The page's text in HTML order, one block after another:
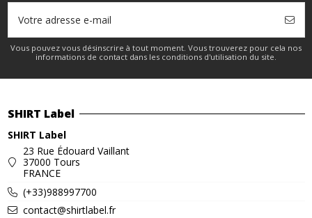
Vous pouvez vous désinscrire à tout moment. Vous trouverez pour cela nos
informations de contact dans les conditions d'utilisation du site.
SHIRT Label
SHIRT Label
23 Rue Édouard Vaillant
37000 Tours
FRANCE
(+33)988997700
contact@shirtlabel.fr